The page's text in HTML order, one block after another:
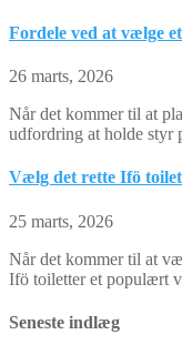
Fordele ved at vælge
26 marts, 2026
Når det kommer til at
udfordring at holde styr
Vælg det rette Ifö
25 marts, 2026
Når det kommer til at
Ifö toiletter et populært
Seneste indlæg